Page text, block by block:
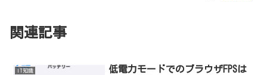
関連記事
IT知識
低電力モードでのブラウザFPSは